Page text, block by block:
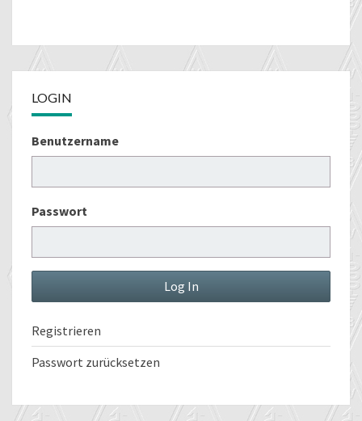
LOGIN
Benutzername
Passwort
Registrieren
Passwort zurücksetzen